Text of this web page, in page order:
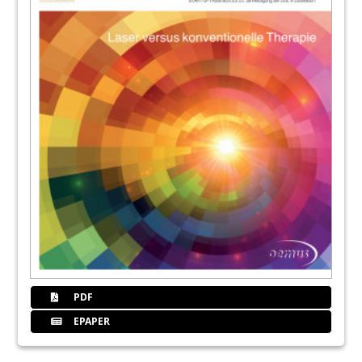
Dr. Darius Moghtader/Oppenheim
24Die Entfernung eines Implantates mit dem
Er:YAG-Laser - Ein Fallbericht
Dr. Timo Simniok/Wedemark
25 Möchten auch Sie zu Europas Zahnarzt-
Elite gehören? Master of Science (M.Sc.) in
Lasers in Dentistry
28Mythos Motivation - Mitarbeiter begeistern
und die richtigen Bewerber anlocken
Ralf R. Strupat/Halle (Westf.)
29Einführung in die
Unterspritzungstechniken zur
Faltenbehandlung im Gesicht
Dr. med. Andreas Britz/Hamburg
32
PDF
EPAPER